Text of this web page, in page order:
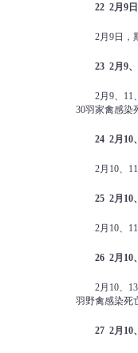
22 2月 9
2月9日，
23 2月 9、
2月9、11
30羽家禽感染
24 2月 10、
2月10、
25 2月 10、
2月10、
26 2月 10、
2月10、
羽野禽感染死
27 2月 10、